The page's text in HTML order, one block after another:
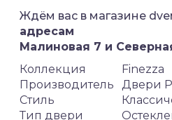
Ждём вас в магазине
адресам
Малиновая 7 и
Коллекция
Finezza
Производитель
Двери
Стиль
Тип двери